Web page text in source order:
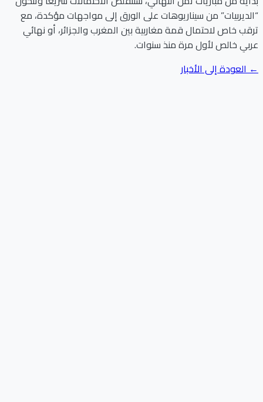
“الديربيات” من سيناريوهات على الورق إلى مواجهات مؤكدة، مع
ترقب خاص لاحتمال قمة مغاربية بين المغرب والجزائر، أو نهائي
عربي خالص لأول مرة منذ سنوات.
← العودة إلى الأخبار